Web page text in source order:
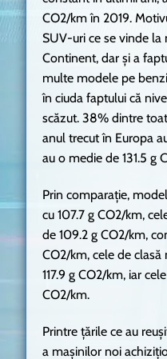
CO2/km în 2019.
SUV-uri ce se vinde la
Continent, dar și a
multe modele pe
în ciuda faptului că
scăzut. 38% dintre
anul trecut în Europa
au o medie de 131.5 g
Prin comparație,
cu 107.7 g CO2/km,
de 109.2 g CO2/km,
CO2/km, cele de
117.9 g CO2/km, iar
CO2/km.
Printre țările ce au
a mașinilor noi